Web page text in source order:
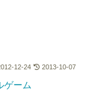
12-24 2013-10-07
ゲーム